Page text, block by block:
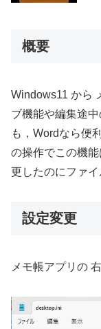
概要
Windows11 から
ブ機能や編集途
も，Wordなら便
の操作でこの機
更したのにファイ
設定変更
メモ帳アプリの